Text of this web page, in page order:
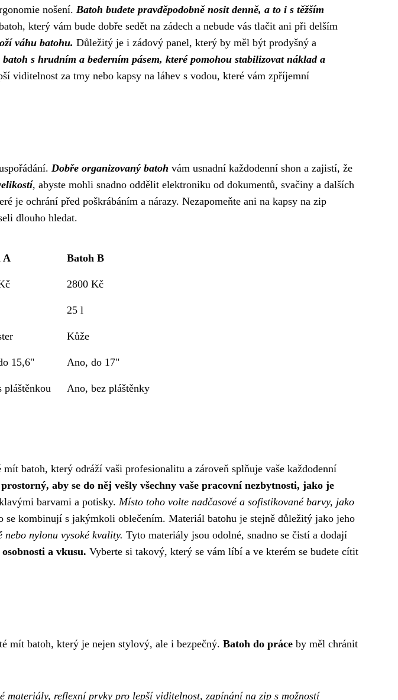
nošení. Batoh budete pravděpodobně nosit denně, a to i s těžším
který vám bude dobře sedět na zádech a nebude vás tlačit ani při delším
váhu batohu. Důležitý je i zádový panel, který by měl být prodyšný a
batoh s hrudním a bederním pásem, které pomohou stabilizovat náklad a
viditelnost za tmy nebo kapsy na láhev s vodou, které vám zpříjemní
Dobře organizovaný batoh vám usnadní každodenní shon a zajistí, že
, abyste mohli snadno oddělit elektroniku od dokumentů, svačiny a dalších
je ochrání před poškrábáním a nárazy. Nezapomeňte ani na kapsy na zip
dlouho hledat.
A Batoh B
2800 Kč
25 l
Kůže
15,6" Ano, do 17"
pláštěnkou Ano, bez pláštěnky
batoh, který odráží vaši profesionalitu a zároveň splňuje vaše každodenní
aby se do něj vešly všechny vaše pracovní nezbytnosti, jako je
barvami a potisky. Místo toho volte nadčasové a sofistikované barvy, jako
se kombinují s jakýmkoli oblečením. Materiál batohu je stejně důležitý jako jeho
nylonu vysoké kvality. Tyto materiály jsou odolné, snadno se čistí a dodají
a vkusu. Vyberte si takový, který se vám líbí a ve kterém se budete cítit
mít batoh, který je nejen stylový, ale i bezpečný. Batoh do práce by měl chránit
materiály, reflexní prvky pro lepší viditelnost, zapínání na zip s možností